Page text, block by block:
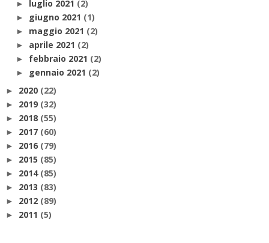
► luglio 2021 (2)
► giugno 2021 (1)
► maggio 2021 (2)
► aprile 2021 (2)
► febbraio 2021 (2)
► gennaio 2021 (2)
► 2020 (22)
► 2019 (32)
► 2018 (55)
► 2017 (60)
► 2016 (79)
► 2015 (85)
► 2014 (85)
► 2013 (83)
► 2012 (89)
► 2011 (5)